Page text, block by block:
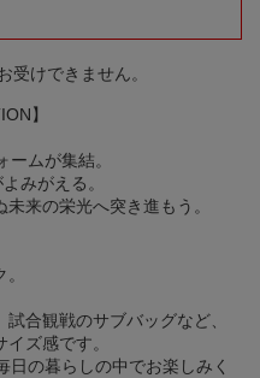
けできません。
】
ムが集結。
みがえる。
来の栄光へ突き進もう。
合観戦のサブバッグなど、
ズ感です。
の暮らしの中でお楽しみく